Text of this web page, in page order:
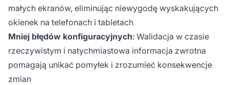
małych ekranów, eliminując niewygodę wyskakujących
okienek na telefonach i tabletach
Mniej błędów konfiguracyjnych: Walidacja w czasie
rzeczywistym i natychmiastowa informacja zwrotna
pomagają unikać pomyłek i zrozumieć konsekwencje
zmian